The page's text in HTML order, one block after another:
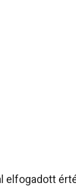
elfogadott